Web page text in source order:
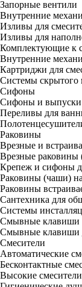
Запорные вентили
Внутренние
Изливы для
Изливы для
Комплектующие к
Внутренние
Картриджи для
Системы скрытого
Сифоны
Сифоны и выпуски
Переливы для
Раковины
Врезные и
Врезные раковины
Крепеж и сифоны
Раковины (чаши)
Раковины
Сантехника для
Системы
Смывные клавиши
Смывные клавиши
Смесители
Автоматические
Бесконтактные
Высокие